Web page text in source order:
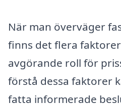
När man överväger
finns det flera
avgörande roll för
förstå dessa faktorer
fatta informerade